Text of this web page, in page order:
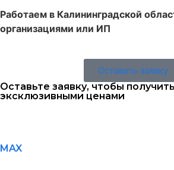
Работаем в Калининградской
организациями или ИП
Оставить заявку
Оставьте заявку, чтобы
эксклюзивными ценами
MAX